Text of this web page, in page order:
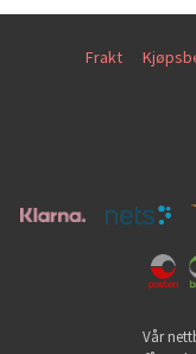
Frakt
Vår